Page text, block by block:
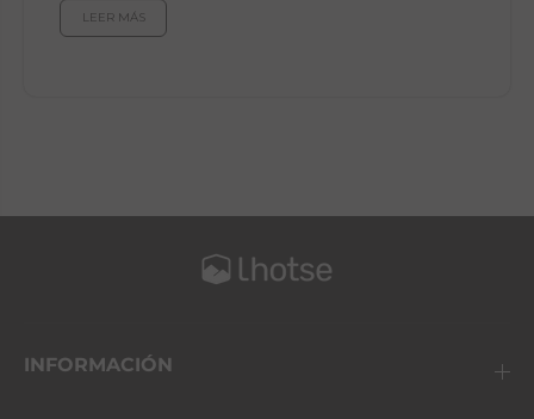
LEER MÁS
INFORMACIÓN